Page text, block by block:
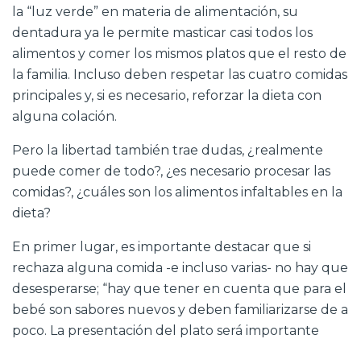
la “luz verde” en materia de alimentación, su
dentadura ya le permite masticar casi todos los
alimentos y comer los mismos platos que el resto de
la familia. Incluso deben respetar las cuatro comidas
principales y, si es necesario, reforzar la dieta con
alguna colación.
Pero la libertad también trae dudas, ¿realmente
puede comer de todo?, ¿es necesario procesar las
comidas?, ¿cuáles son los alimentos infaltables en la
dieta?
En primer lugar, es importante destacar que si
rechaza alguna comida -e incluso varias- no hay que
desesperarse; “hay que tener en cuenta que para el
bebé son sabores nuevos y deben familiarizarse de a
poco. La presentación del plato será importante